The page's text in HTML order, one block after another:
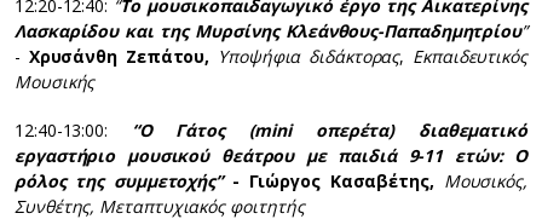
12:20-12:40: “Το μουσικοπαιδαγωγικό έργο της Αικατερίνης
Λασκαρίδου και της Μυρσίνης Κλεάνθους-Παπαδημητρίου”
- Χρυσάνθη Ζεπάτου, Υποψήφια διδάκτορας, Εκπαιδευτικός
Μουσικής
12:40-13:00: “Ο Γάτος (miniοπερέτα) διαθεματικό
εργαστήριο μουσικού θεάτρου με παιδιά 9-11 ετών: Ο
ρόλος της συμμετοχής”- Γιώργος Κασαβέτης, Μουσικός,
Συνθέτης, Μεταπτυχιακός φοιτητής